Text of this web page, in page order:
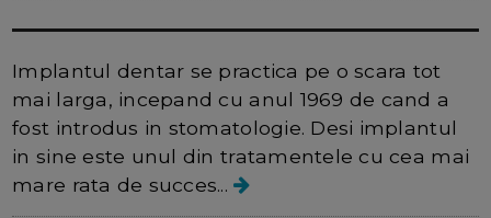
Implantul dentar se practica pe o scara tot
mai larga, incepand cu anul 1969 de cand a
fost introdus in stomatologie. Desi implantul
in sine este unul din tratamentele cu cea mai
mare rata de succes...